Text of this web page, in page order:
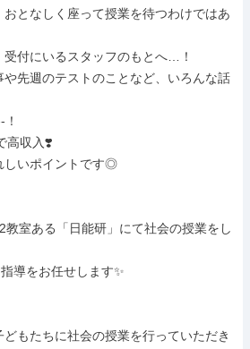
となしく座って授業を待つわけではあ
付にいるスタッフのもとへ…！
先週のテストのことなど、いろんな話
高収入❣️
しいポイントです◎
室ある「日能研」にて社会の授業をし
導をお任せします✨
もたちに社会の授業を行っていただき